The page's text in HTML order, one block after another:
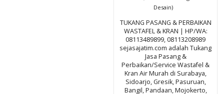
Desain)
TUKANG PASANG & PERBAIKAN
WASTAFEL & KRAN | HP/WA:
08113489899, 08113208989
sejasajatim.com adalah Tukang
Jasa Pasang &
Perbaikan/Service Wastafel &
Kran Air Murah di Surabaya,
Sidoarjo, Gresik, Pasuruan,
Bangil, Pandaan, Mojokerto,